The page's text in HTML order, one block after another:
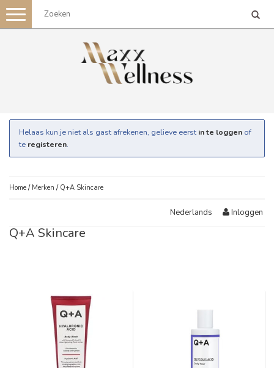
Toggle
navigation
Helaas kun je niet als gast afrekenen, gelieve eerst in te loggen of
te registeren.
Home / Merken / Q+A Skincare
Nederlands Inloggen
Q+A Skincare